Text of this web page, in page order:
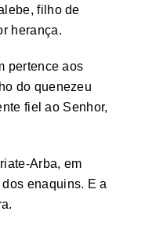
filho de
herança.
pertence aos
do quenezeu
fiel ao Senhor,
Arba, em
enaquins. E a